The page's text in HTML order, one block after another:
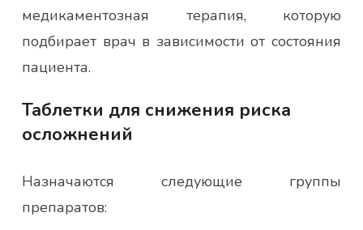
медикаментозная терапия, которую
подбирает врач в зависимости от состояния
пациента.
Таблетки для снижения риска
осложнений
Назначаются следующие группы
препаратов: